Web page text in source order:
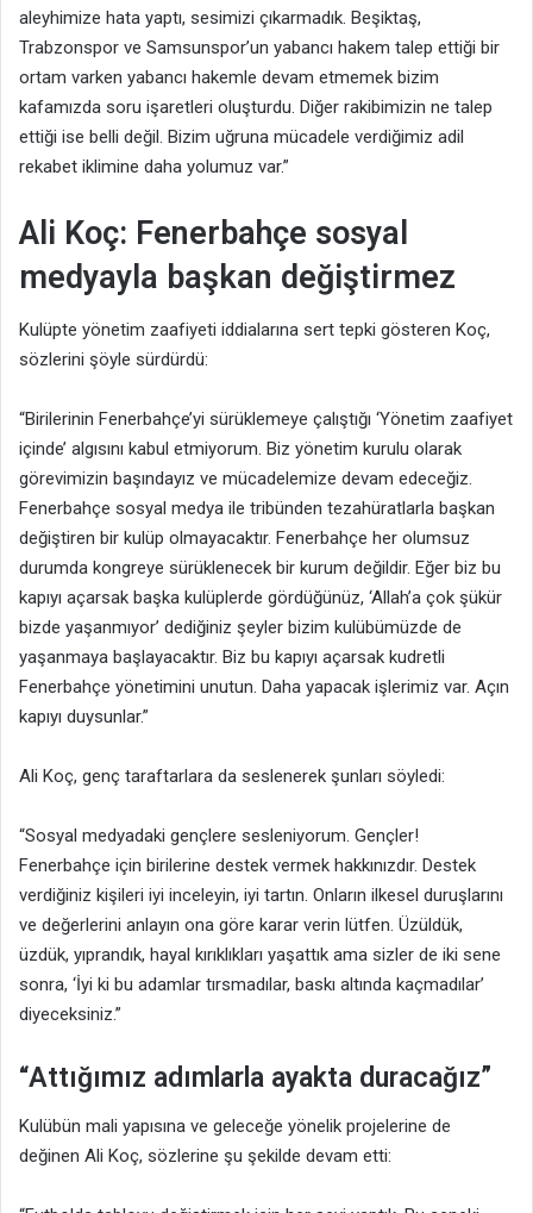
aleyhimize hata yaptı, sesimizi çıkarmadık. Beşiktaş,
Trabzonspor ve Samsunspor’un yabancı hakem talep ettiği bir
ortam varken yabancı hakemle devam etmemek bizim
kafamızda soru işaretleri oluşturdu. Diğer rakibimizin ne talep
ettiği ise belli değil. Bizim uğruna mücadele verdiğimiz adil
rekabet iklimine daha yolumuz var.”
Ali Koç: Fenerbahçe sosyal
medyayla başkan değiştirmez
Kulüpte yönetim zaafiyeti iddialarına sert tepki gösteren Koç,
sözlerini şöyle sürdürdü:
“Birilerinin Fenerbahçe’yi sürüklemeye çalıştığı ‘Yönetim zaafiyet
içinde’ algısını kabul etmiyorum. Biz yönetim kurulu olarak
görevimizin başındayız ve mücadelemize devam edeceğiz.
Fenerbahçe sosyal medya ile tribünden tezahüratlarla başkan
değiştiren bir kulüp olmayacaktır. Fenerbahçe her olumsuz
durumda kongreye sürüklenecek bir kurum değildir. Eğer biz bu
kapıyı açarsak başka kulüplerde gördüğünüz, ‘Allah’a çok şükür
bizde yaşanmıyor’ dediğiniz şeyler bizim kulübümüzde de
yaşanmaya başlayacaktır. Biz bu kapıyı açarsak kudretli
Fenerbahçe yönetimini unutun. Daha yapacak işlerimiz var. Açın
kapıyı duysunlar.”
Ali Koç, genç taraftarlara da seslenerek şunları söyledi:
“Sosyal medyadaki gençlere sesleniyorum. Gençler!
Fenerbahçe için birilerine destek vermek hakkınızdır. Destek
verdiğiniz kişileri iyi inceleyin, iyi tartın. Onların ilkesel duruşlarını
ve değerlerini anlayın ona göre karar verin lütfen. Üzüldük,
üzdük, yıprandık, hayal kırıklıkları yaşattık ama sizler de iki sene
sonra, ‘İyi ki bu adamlar tırsmadılar, baskı altında kaçmadılar’
diyeceksiniz.”
“Attığımız adımlarla ayakta duracağız”
Kulübün mali yapısına ve geleceğe yönelik projelerine de
değinen Ali Koç, sözlerine şu şekilde devam etti: